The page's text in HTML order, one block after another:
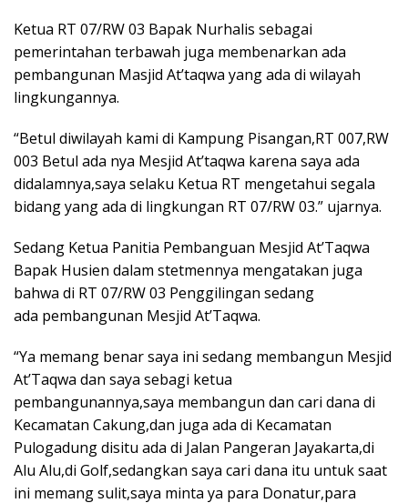
Ketua RT 07/RW 03 Bapak Nurhalis sebagai
pemerintahan terbawah juga membenarkan ada
pembangunan Masjid At’taqwa yang ada di wilayah
lingkungannya.
“Betul diwilayah kami di Kampung Pisangan,RT 007,RW
003 Betul ada nya Mesjid At’taqwa karena saya ada
didalamnya,saya selaku Ketua RT mengetahui segala
bidang yang ada di lingkungan RT 07/RW 03.” ujarnya.
Sedang Ketua Panitia Pembanguan Mesjid At’Taqwa
Bapak Husien dalam stetmennya mengatakan juga
bahwa di RT 07/RW 03 Penggilingan sedang
ada pembangunan Mesjid At’Taqwa.
“Ya memang benar saya ini sedang membangun Mesjid
At’Taqwa dan saya sebagi ketua
pembangunannya,saya membangun dan cari dana di
Kecamatan Cakung,dan juga ada di Kecamatan
Pulogadung disitu ada di Jalan Pangeran Jayakarta,di
Alu Alu,di Golf,sedangkan saya cari dana itu untuk saat
ini memang sulit,saya minta ya para Donatur,para